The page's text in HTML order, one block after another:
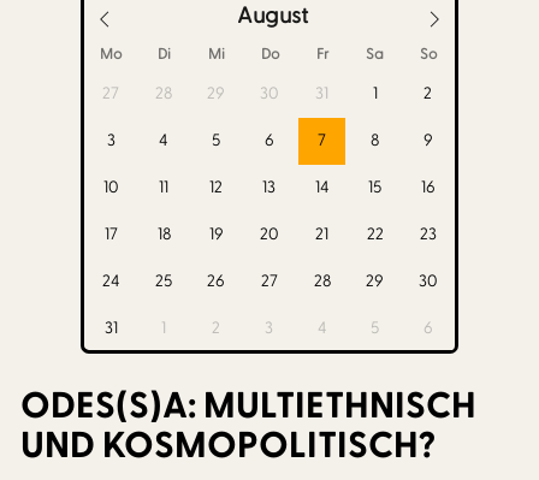
August
Mo Di Mi Do Fr Sa So
27 28 29 30 31 1 2
3 4 5 6 7 8 9
10 11 12 13 14 15 16
17 18 19 20 21 22 23
24 25 26 27 28 29 30
31 1 2 3 4 5 6
ODES(S)A: MULTIETHNISCH
UND KOSMOPOLITISCH?